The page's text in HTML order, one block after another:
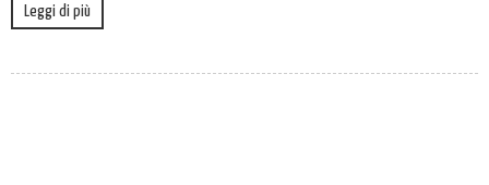
Leggi di più